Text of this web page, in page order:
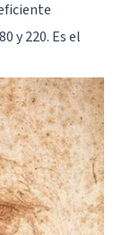
y 220. Es el